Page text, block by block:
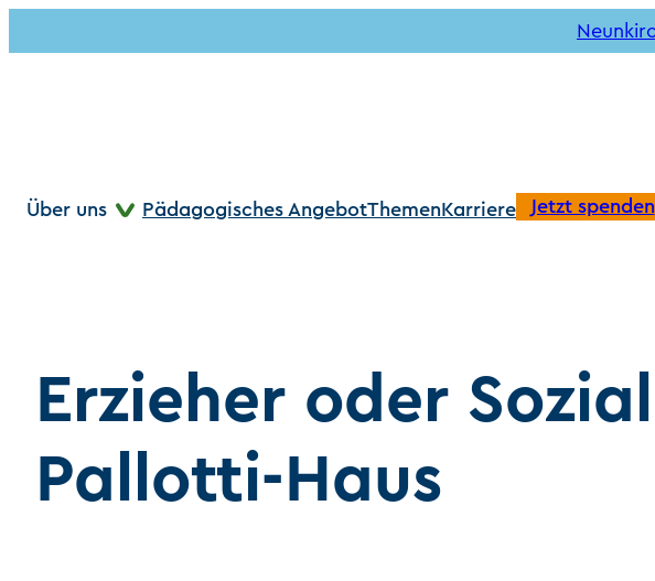
zum
Über uns Pädagogisches AngebotThemenKarriere Jetzt spenden
Erzieher oder
Pallotti-Haus